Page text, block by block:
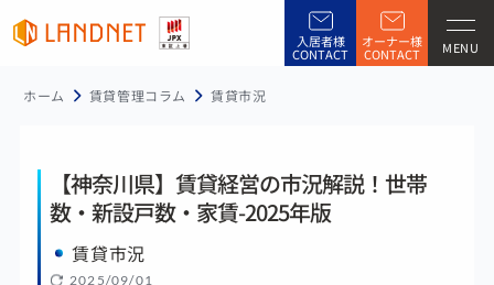
入居者様
CONTACT
オーナー様
CONTACT MENU
ホーム 賃貸管理コラム 賃貸市況
【神奈川県】賃貸経営の市況解説！世帯
数・新設戸数・家賃-2025年版
賃貸市況
2025/09/01